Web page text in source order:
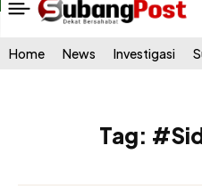
Home News Investigasi
Tag: